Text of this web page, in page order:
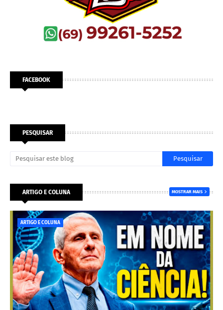
FACEBOOK
PESQUISAR
ARTIGO E COLUNA MOSTRAR MAIS
ARTIGO E COLUNA